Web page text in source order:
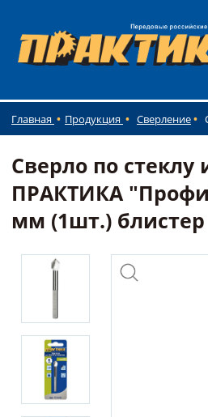
Главная Продукция Сверление
Сверло по
ПРАКТИКА
мм (1шт.) блистер